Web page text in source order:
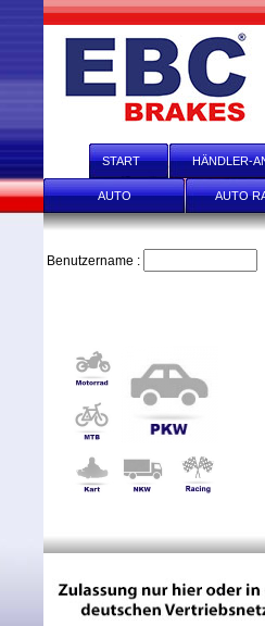
START HÄNDLER-
AUTO AUTO
Benutzername :